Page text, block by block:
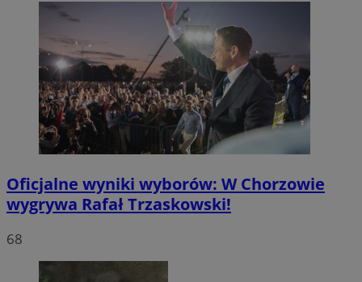
Oficjalne wyniki wyborów: W Chorzowie
wygrywa Rafał Trzaskowski!
68